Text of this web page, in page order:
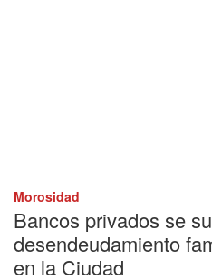
Morosidad
Bancos privados se
desendeudamiento
en la Ciudad